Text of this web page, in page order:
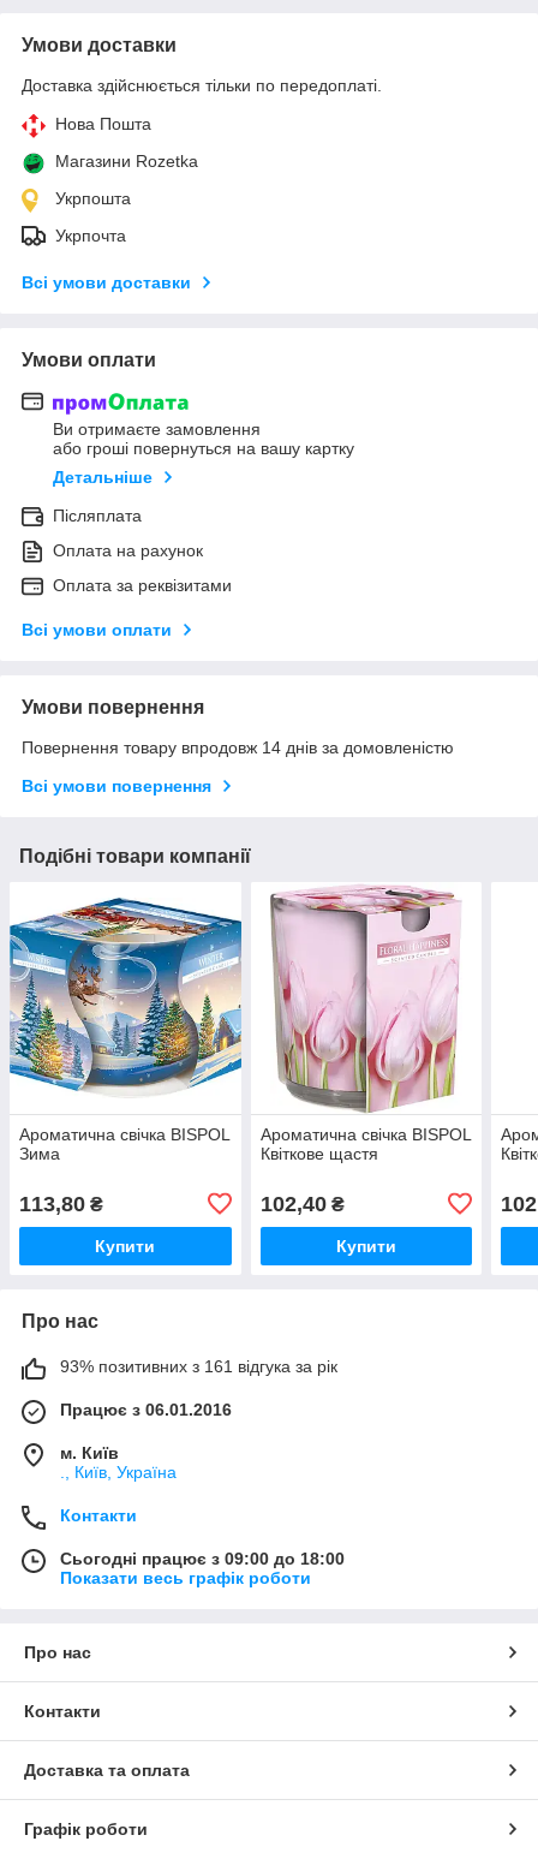
Умови доставки
Доставка здійснюється тільки по передоплаті.
Нова Пошта
Магазини Rozetka
Укрпошта
Укрпочта
Всі умови доставки
Умови оплати
Ви отримаєте замовлення
або гроші повернуться на вашу картку
Детальніше
Післяплата
Оплата на рахунок
Оплата за реквізитами
Всі умови оплати
Умови повернення
Повернення товару впродовж 14 днів за домовленістю
Всі умови повернення
Подібні товари компанії
Ароматична свічка BISPOL
Зима
113,80 ₴
Купити
Ароматична свічка BISPOL
Квіткове щастя
102,40₴
Купити
Про нас
93% позитивних з 161 відгука за рік
Працює з 06.01.2016
м. Київ
., Київ, Україна
Контакти
Сьогодні працює з 09:00 до 18:00
Показати весь графік роботи
Про нас
Контакти
Доставка та оплата
Графік роботи